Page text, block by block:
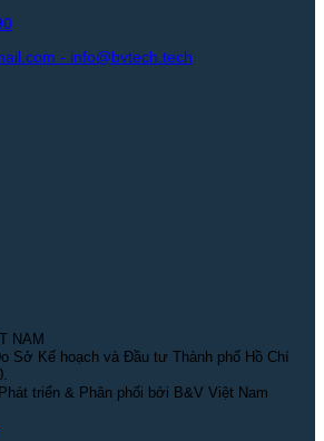
- info@bvtech.tech
NAM
Sở Kế hoạch và Đầu tư Thành phố Hồ Chí
triển & Phân phối bởi B&V Việt Nam